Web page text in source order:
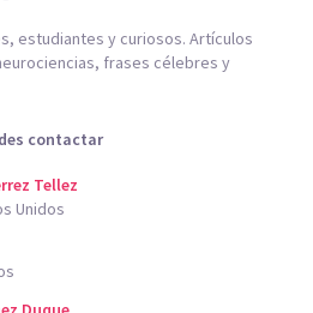
estudiantes y curiosos. Artículos
frases célebres y
contactar
Tellez
Unidos